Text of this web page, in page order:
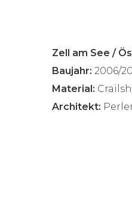
Zell am See /
Baujahr: 2006/
Material:
Architekt: